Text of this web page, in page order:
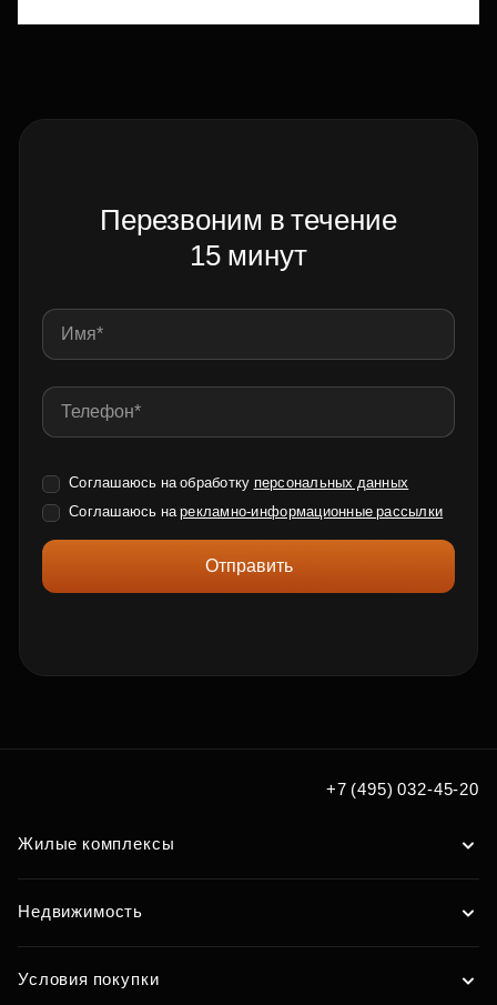
Перезвоним в течение
15 минут
Соглашаюсь на обработку персональных данных
Соглашаюсь нарекламно-информационные рассылки
Отправить
+7 (495) 032-45-20
Жилые комплексы
Недвижимость
Условия покупки